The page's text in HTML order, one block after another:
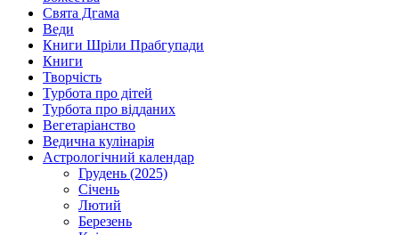
Свята Дгама
Веди
Книги Шріли Прабгупади
Книги
Творчість
Турбота про дітей
Турбота про відданих
Вегетаріанство
Ведична кулінарія
Астрологічний календар
Грудень (2025)
Січень
Лютий
Березень